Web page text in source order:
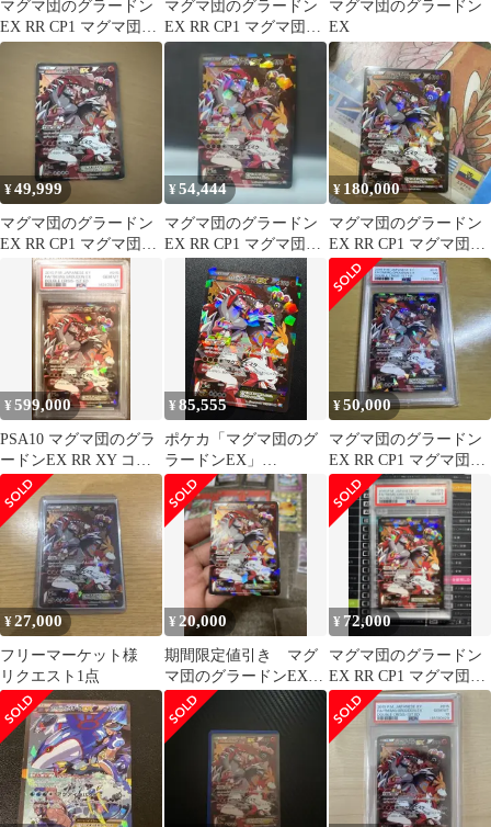
マグマ団のグラードン
EX RR CP1 マグマ団VS
アクア団 ダブルクライ
シス…
マグマ団のグラードン
EX RR CP1 マグマ団VS
アクア団 ダブルクライ
シス…
マグマ団のグラードン
EX
¥49,999
マグマ団のグラードン
EX RR CP1 マグマ団VS
アクア団 ダブルクライ
シス…
¥54,444
マグマ団のグラードン
EX RR CP1 マグマ団VS
アクア団 ダブルクライ
シス…
¥ 180,000
マグマ団のグラードン
EX RR CP1 マグマ団VS
アクア団 ダブルクライ
シス…
¥599,000
PSA10 マグマ団のグラ
ードンEX RR XY コン
セプトパック
¥85,555
ポケカ「マグマ団のグ
ラードンEX」
RR（015/034）/ "
Team Magma's Groudon
EX " Double Crisis【1st
Edition】
¥50,000
マグマ団のグラードン
EX RR CP1 マグマ団VS
アクア団 PSA7
¥27,000
フリーマーケット様
リクエスト1点
¥ 20,000
期間限定値引き マグ
マ団のグラードンEX
RR CP1
¥ 72,000
マグマ団のグラードン
EX RR CP1 マグマ団VS
アクア団 PSA8